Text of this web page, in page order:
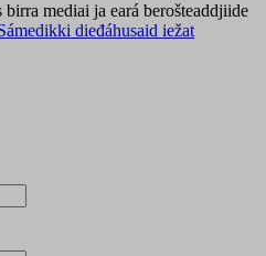
mediai ja eará berošteaddjiide
dieđáhusaid iežat